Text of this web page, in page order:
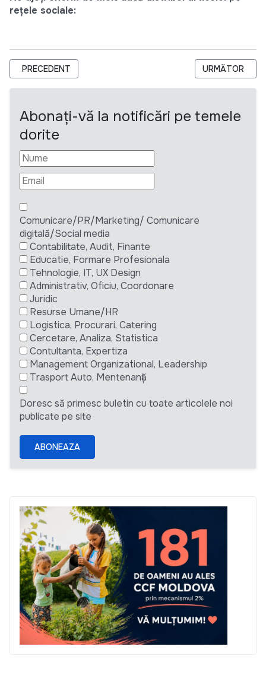
rețele sociale:
ARTICOL PRECEDENT: STUDENȚII VOR AVEA ACCES LIBER
PRECEDENT ARTICOLUL
URMĂTOR
Abonați-vă la notificări pe temele
dorite
Comunicare/PR/Marketing/ Comunicare
digitală/Social media
Contabilitate, Audit, Finante
Educatie, Formare Profesionala
Tehnologie, IT, UX Design
Administrativ, Oficiu, Coordonare
Juridic
Resurse Umane/HR
Logistica, Procurari, Catering
Cercetare, Analiza, Statistica
Contultanta, Expertiza
Management Organizational, Leadership
Trasport Auto, Mentenanță
Doresc să primesc buletin cu toate articolele noi
publicate pe site
ABONEAZA